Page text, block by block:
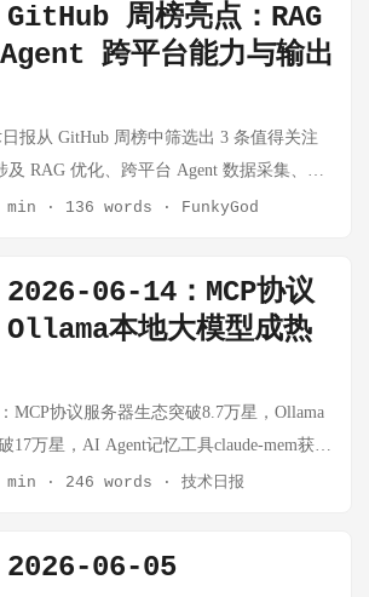
GitHub 周榜亮点：RAG
跨平台能力与输出
报从 GitHub 周榜中筛选出 3 条值得关注
及 RAG 优化、跨平台 Agent 数据采集、AI
向。 头条速递 🏷️ [AI] headroom 🔥 推荐指
大的开销之一。headroom 通过智能压缩技
志、文件和 RAG 分块数据在传给 LLM 前
省 60-95% 的 token 用量，同时保持回答质
、Proxy 和 MCP Server 三种部署模
10,653 颗星，是 AI 基础设施层面值得关
Bilibili/小红书全覆盖，零 API 费用
min · 136 words · FunkyGod
2026-06-14：MCP协议
Ollama本地大模型成热
MCP协议服务器生态突破8.7万星，Ollama
17万星，AI Agent记忆工具claude-mem获
频交易机器人freqtrade。
min · 246 words · 技术日报
2026-06-05